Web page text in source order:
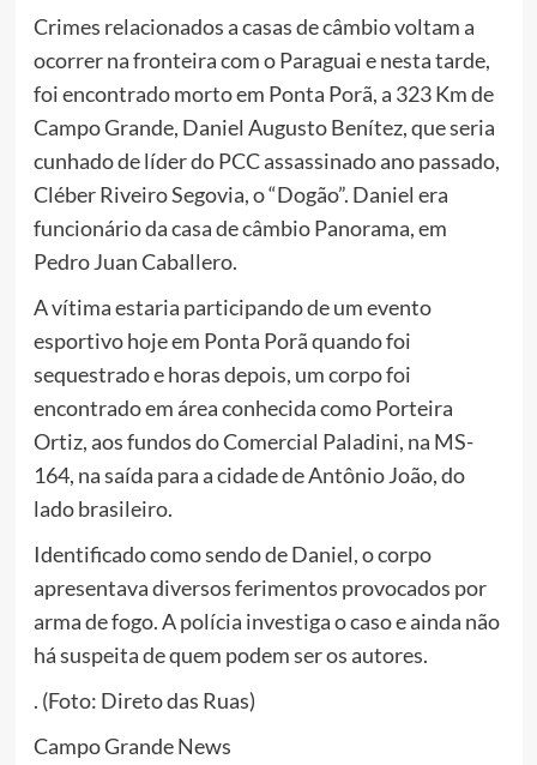
Crimes relacionados a casas de câmbio voltam a
ocorrer na fronteira com o Paraguai e nesta tarde,
foi encontrado morto em Ponta Porã, a 323 Km de
Campo Grande, Daniel Augusto Benítez, que seria
cunhado de líder do PCC assassinado ano passado,
Cléber Riveiro Segovia, o “Dogão”. Daniel era
funcionário da casa de câmbio Panorama, em
Pedro Juan Caballero.
A vítima estaria participando de um evento
esportivo hoje em Ponta Porã quando foi
sequestrado e horas depois, um corpo foi
encontrado em área conhecida como Porteira
Ortiz, aos fundos do Comercial Paladini, na MS-
164, na saída para a cidade de Antônio João, do
lado brasileiro.
Identificado como sendo de Daniel, o corpo
apresentava diversos ferimentos provocados por
arma de fogo. A polícia investiga o caso e ainda não
há suspeita de quem podem ser os autores.
. (Foto: Direto das Ruas)
Campo Grande News